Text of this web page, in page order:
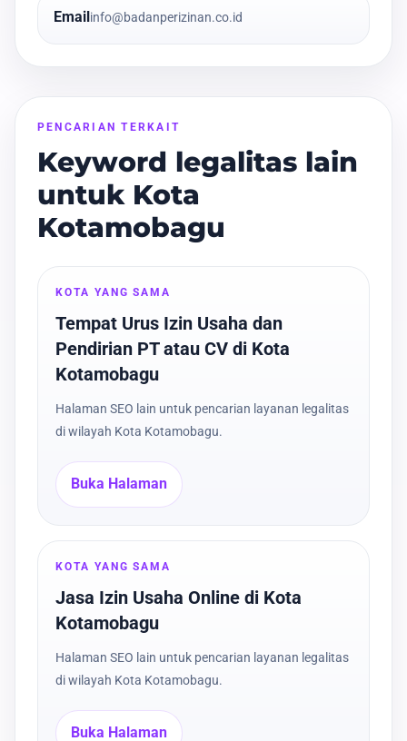
Email info@badanperizinan.co.id
PENCARIAN TERKAIT
Keyword legalitas lain
untuk Kota
Kotamobagu
KOTA YANG SAMA
Tempat Urus Izin Usaha dan
Pendirian PT atau CV di Kota
Kotamobagu
Halaman SEO lain untuk pencarian layanan legalitas
di wilayah Kota Kotamobagu.
Buka Halaman
KOTA YANG SAMA
Jasa Izin Usaha Online di Kota
Kotamobagu
Halaman SEO lain untuk pencarian layanan legalitas
di wilayah Kota Kotamobagu.
Buka Halaman